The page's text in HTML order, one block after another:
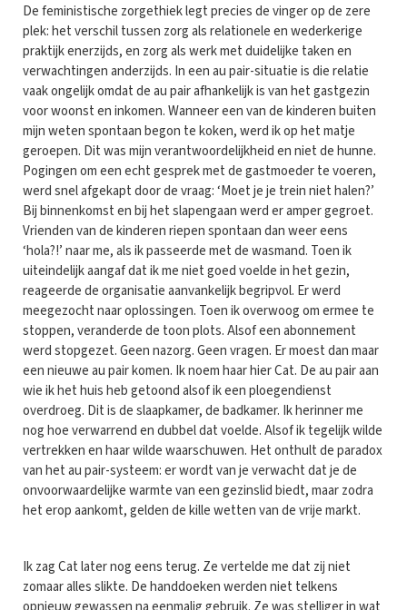
De feministische zorgethiek legt precies de vinger op de zere
plek: het verschil tussen zorg als relationele en wederkerige
praktijk enerzijds, en zorg als werk met duidelijke taken en
verwachtingen anderzijds. In een au pair-situatie is die relatie
vaak ongelijk omdat de au pair afhankelijk is van het gastgezin
voor woonst en inkomen. Wanneer een van de kinderen buiten
mijn weten spontaan begon te koken, werd ik op het matje
geroepen. Dit was mijn verantwoordelijkheid en niet de hunne.
Pogingen om een echt gesprek met de gastmoeder te voeren,
werd snel afgekapt door de vraag: ‘Moet je je trein niet halen?’
Bij binnenkomst en bij het slapengaan werd er amper gegroet.
Vrienden van de kinderen riepen spontaan dan weer eens
‘hola?!’ naar me, als ik passeerde met de wasmand. Toen ik
uiteindelijk aangaf dat ik me niet goed voelde in het gezin,
reageerde de organisatie aanvankelijk begripvol. Er werd
meegezocht naar oplossingen. Toen ik overwoog om ermee te
stoppen, veranderde de toon plots. Alsof een abonnement
werd stopgezet. Geen nazorg. Geen vragen. Er moest dan maar
een nieuwe au pair komen. Ik noem haar hier Cat. De au pair aan
wie ik het huis heb getoond alsof ik een ploegendienst
overdroeg. Dit is de slaapkamer, de badkamer. Ik herinner me
nog hoe verwarrend en dubbel dat voelde. Alsof ik tegelijk wilde
vertrekken en haar wilde waarschuwen. Het onthult de paradox
van het au pair-systeem: er wordt van je verwacht dat je de
onvoorwaardelijke warmte van een gezinslid biedt, maar zodra
het erop aankomt, gelden de kille wetten van de vrije markt.
Ik zag Cat later nog eens terug. Ze vertelde me dat zij niet
zomaar alles slikte. De handdoeken werden niet telkens